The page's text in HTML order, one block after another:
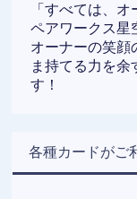
「すべては、
ペアワークス星
オーナーの笑顔
ま持てる力を余
す！
各種カードがご